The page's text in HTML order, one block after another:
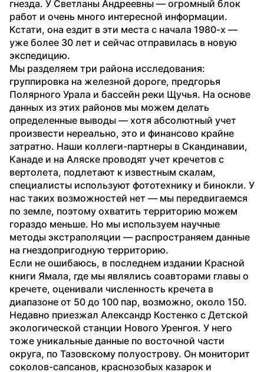
гнезда. У Светланы Андреевны — огромный блок
работ и очень много интересной информации.
Кстати, она ездит в эти места с начала 1980-х —
уже более 30 лет и сейчас отправилась в новую
экспедицию.
Мы разделяем три района исследования:
группировка на железной дороге, предгорья
Полярного Урала и бассейн реки Щучья. На основе
данных из этих районов мы можем делать
определенные выводы — хотя абсолютный учет
произвести нереально, это и финансово крайне
затратно. Наши коллеги-партнеры в Скандинавии,
Канаде и на Аляске проводят учет кречетов с
вертолета, подлетают к известным скалам,
специалисты используют фототехнику и бинокли. У
нас таких возможностей нет — мы передвигаемся
по земле, поэтому охватить территорию можем
гораздо меньше. Но мы используем научные
методы экстраполяции — распространяем данные
на гнездопригодную территорию.
Если не ошибаюсь, в последнем издании Красной
книги Ямала, где мы являлись соавторами главы о
кречете, оценивали численность кречета в
диапазоне от 50 до 100 пар, возможно, около 150.
Недавно приезжал Александр Костенко с Детской
экологической станции Нового Уренгоя. У него
тоже уникальные данные по восточной части
округа, по Тазовскому полуострову. Он мониторит
соколов-сапсанов, краснозобых казарок и